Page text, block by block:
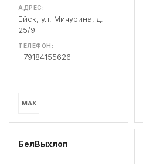
АДРЕС:
Ейск, ул. Мичурина, д.
25/9
ТЕЛЕФОН:
+79184155626
MAX
БелВыхлоп